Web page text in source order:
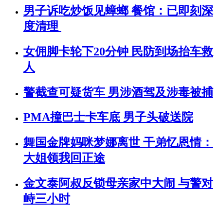
男子诉吃炒饭见蟑螂 餐馆：已即刻深
度清理
女佣脚卡轮下20分钟 民防到场抬车救
人
警截查可疑货车 男涉酒驾及涉毒被捕
PMA撞巴士卡车底 男子头破送院
舞国金牌妈咪梦娜离世 干弟忆恩情：
大姐领我回正途
金文泰阿叔反锁母亲家中大闹 与警对
峙三小时